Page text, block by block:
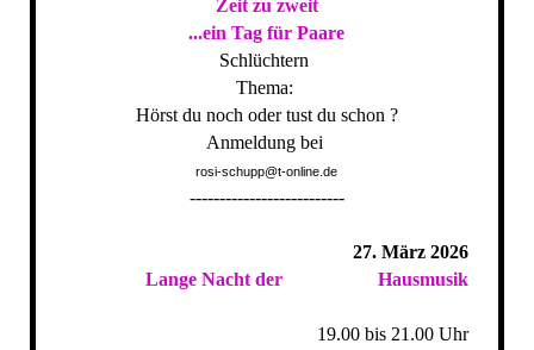
Zeit zu zweit
...ein Tag für Paare
Schlüchtern
Thema:
Hörst du noch oder tust du schon ?
Anmeldung bei
rosi-schupp@t-online.de
--------------------------
27. März 2026
Lange Nacht der Hausmusik
19.00 bis 21.00 Uhr